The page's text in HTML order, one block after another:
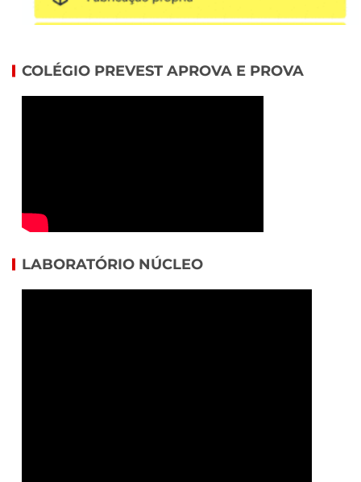
COLÉGIO PREVEST APROVA E PROVA
LABORATÓRIO NÚCLEO